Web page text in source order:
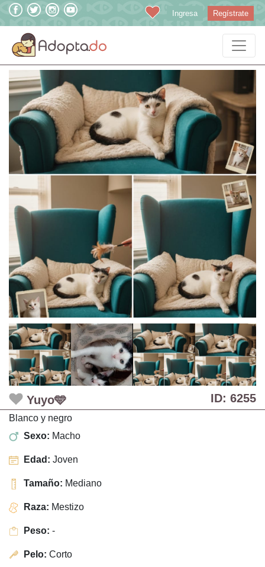
Ingresa Regístrate
Yuyo🩵 ID: 6255
Blanco y negro
Sexo: Macho
Edad: Joven
Tamaño: Mediano
Raza: Mestizo
Peso: -
Pelo: Corto